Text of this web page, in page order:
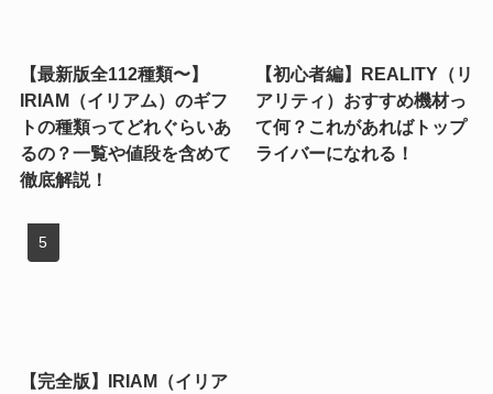
【最新版全112種類〜】
IRIAM（イリアム）のギフ
トの種類ってどれぐらいあ
るの？一覧や値段を含めて
徹底解説！
【初心者編】REALITY（リ
アリティ）おすすめ機材っ
て何？これがあればトップ
ライバーになれる！
【完全版】IRIAM（イリア